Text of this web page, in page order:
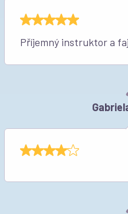
Příjemný instruktor a